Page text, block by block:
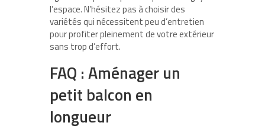
l’espace. N’hésitez pas à choisir des
variétés qui nécessitent peu d’entretien
pour profiter pleinement de votre extérieur
sans trop d’effort.
FAQ : Aménager un
petit balcon en
longueur